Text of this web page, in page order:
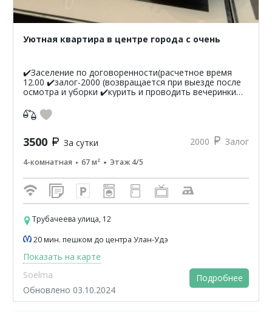
Уютная квартира в центре города с очень
✔️Заселение по договоренности(расчетное время
12.00 ✔️залог-2000 (возвращается при выезде после
осмотра и уборки ✔️курить и проводить вечеринки
3500 За сутки 2000 Залог
4-комнатная 67 м² Этаж 4/5
Трубачеева улица, 12
20 мин. пешком до центра Улан-Удэ
Показать на карте
Soelma
Обновлено 03.10.2024
Подробнее